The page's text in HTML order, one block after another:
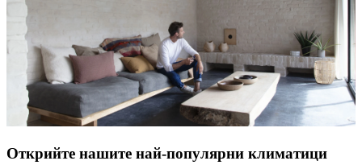
Открийте нашите най-популярни климатици